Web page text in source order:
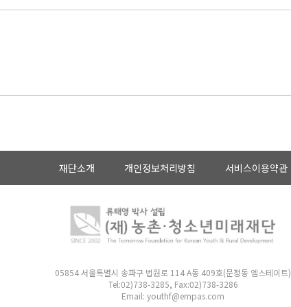
재단소개 개인정보처리방침 서비스이용약관
05854 서울특별시 송파구 법원로 114 A동 409호(문정동 엠스테이트)
Tel:02)738-3285, Fax:02)738-3286
Email: youthf@empas.com